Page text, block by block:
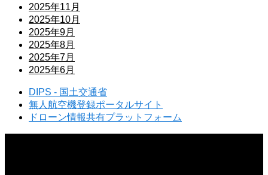
2025年11月
2025年10月
2025年9月
2025年8月
2025年7月
2025年6月
DIPS - 国土交通省
無人航空機登録ポータルサイト
ドローン情報共有プラットフォーム